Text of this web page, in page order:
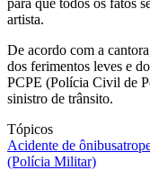
artista.
De acordo com a
dos ferimentos leves e
PCPE (Polícia Civil de
sinistro de trânsito.
Tópicos
Acidente de ônibus
(Polícia Militar)